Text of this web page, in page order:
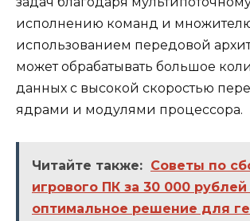
исполнению команд и множителю
использованием передовой
может обрабатывать большое
данных с высокой скоростью
ядрами и модулями процессора.
Читайте также: Советы по
игрового ПК за 30 000
оптимальное решение для